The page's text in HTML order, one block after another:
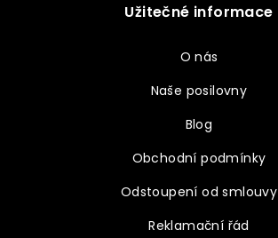
Užitečné informace
O nás
Naše posilovny
Blog
Obchodní podmínky
Odstoupení od smlouvy
Reklamační řád